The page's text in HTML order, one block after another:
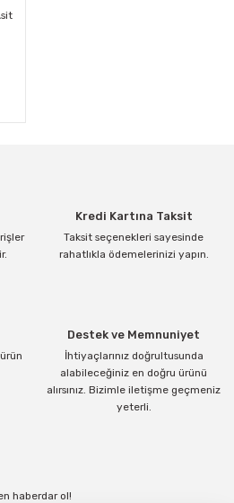
Kredi Kartına Taksit
Taksit seçenekleri sayesinde
rahatlıkla ödemelerinizi yapın.
Destek ve Memnuniyet
İhtiyaçlarınız doğrultusunda
alabileceğiniz en doğru ürünü
alırsınız. Bizimle iletişme geçmeniz
yeterli.
haberdar ol!